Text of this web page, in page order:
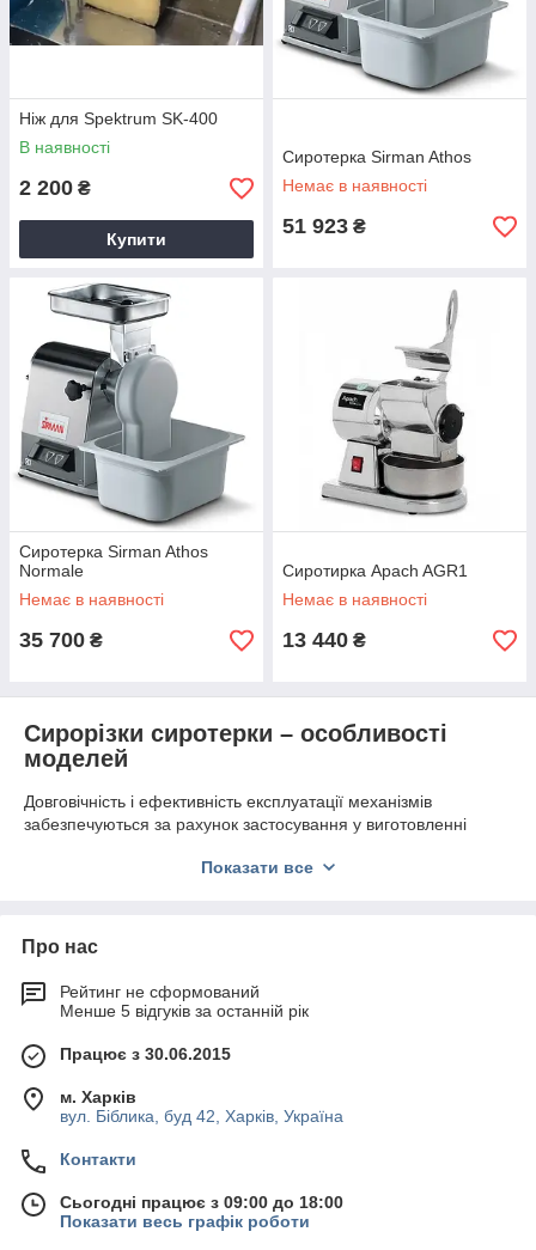
Ніж для Spektrum SK-400
В наявності
2 200 ₴
Купити
Сиротерка Sirman Athos
Немає в наявності
51 923 ₴
Сиротерка Sirman Athos
Normale
Немає в наявності
35 700 ₴
Сиротирка Apach AGR1
Немає в наявності
13 440 ₴
Сирорізки сиротерки – особливості
моделей
Довговічність і ефективність експлуатації механізмів
забезпечуються за рахунок застосування у виготовленні
натирати годину до 300 кг сиру.
невеликої кількості продуктів, як правило, в невеликих
призначена для розрізання великих головок сиру, на
допомогу продавцям в супермаркетах, кухарям в
ресторанах, їдальнях. Її особливістю є забезпечення
Вона також використовується для легкої різання сиру,
ковбаси, шинки та інших виробів.
застосовуються в закладах швидкого харчування з
високою прохідністю. Оснащена захистом двигуна від
перенавантаження. Чудово підходить для нарізання
Показати все
Про нас
Рейтинг не сформований
Менше 5 відгуків за останній рік
Працює з 30.06.2015
м. Харків
вул. Біблика, буд 42, Харків, Україна
Контакти
Сьогодні працює з 09:00 до 18:00
Показати весь графік роботи